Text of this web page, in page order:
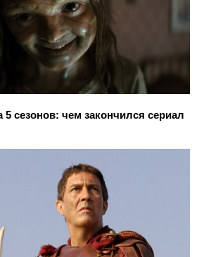
сезонов: чем закончился сериал